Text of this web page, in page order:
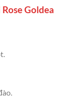
Goldea